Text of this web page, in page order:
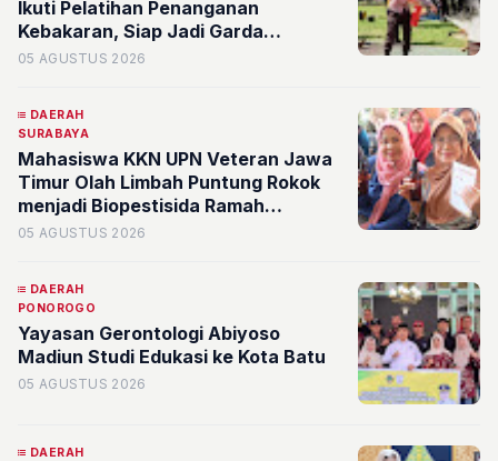
Ikuti Pelatihan Penanganan
Kebakaran, Siap Jadi Garda
Terdepan di Desa
05 AGUSTUS 2026
DAERAH
SURABAYA
Mahasiswa KKN UPN Veteran Jawa
Timur Olah Limbah Puntung Rokok
menjadi Biopestisida Ramah
Lingkungan di Rw 08 Kelurahan
05 AGUSTUS 2026
DAERAH
PONOROGO
Yayasan Gerontologi Abiyoso
Madiun Studi Edukasi ke Kota Batu
05 AGUSTUS 2026
DAERAH